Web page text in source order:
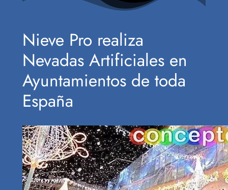
Nieve Pro realiza
Nevadas Artificiales en
Ayuntamientos de toda
España